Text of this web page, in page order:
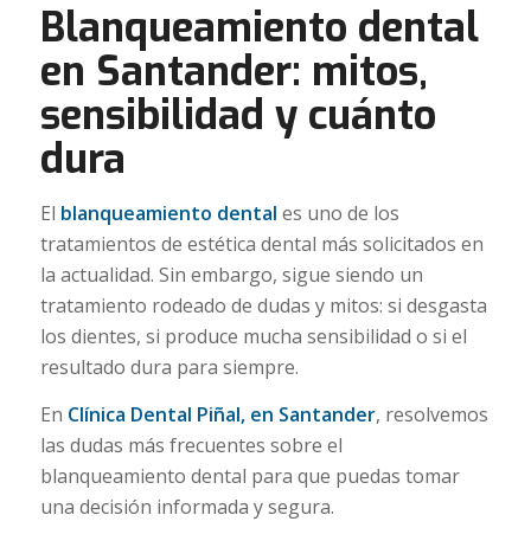
Blanqueamiento dental
en Santander: mitos,
sensibilidad y cuánto
dura
El blanqueamiento dental es uno de los
tratamientos de estética dental más solicitados en
la actualidad. Sin embargo, sigue siendo un
tratamiento rodeado de dudas y mitos: si desgasta
los dientes, si produce mucha sensibilidad o si el
resultado dura para siempre.
En Clínica Dental Piñal, en Santander, resolvemos
las dudas más frecuentes sobre el
blanqueamiento dental para que puedas tomar
una decisión informada y segura.